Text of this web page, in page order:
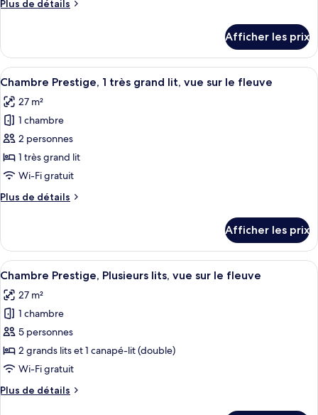
chambre :
vue
sur
le
fleuve
Plus de détails
Chambre
classique,
vue
le
fleuve
Afficher les prix
Afficher
toutes
les
photos
pour
ce
type
chambre :
très
grand
lit,
vue
sur
le
fleuve
Une chambre d’hôtel comprenant
4
Chambre Prestige, 1 très grand lit, vue sur le fleuve
27 m²
1 chambre
2 personnes
1 très grand lit
Wi-Fi gratuit
Plus de détails
Plus
Chambre
Prestige,
1
grand
lit,
sur
le
fleuve
Afficher les prix
Afficher
toutes
les
photos
pour
ce
type
chambre :
Une chambre d’hôtel avec un
5
Chambre Prestige, Plusieurs lits, vue sur le fleuve
27 m²
1 chambre
5 personnes
2 grands lits et 1 canapé-lit (double)
Wi-Fi gratuit
Plus de détails
Plus